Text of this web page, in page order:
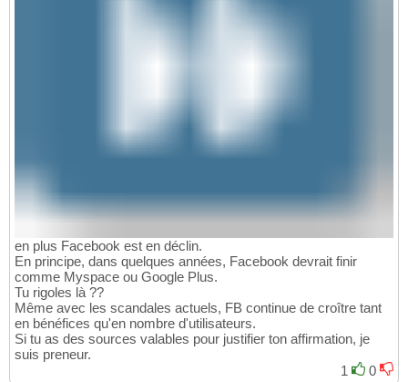
en plus Facebook est en déclin.
En principe, dans quelques années, Facebook devrait finir
comme Myspace ou Google Plus.
Tu rigoles là ??
Même avec les scandales actuels, FB continue de croître tant
en bénéfices qu'en nombre d'utilisateurs.
Si tu as des sources valables pour justifier ton affirmation, je
suis preneur.
1
0